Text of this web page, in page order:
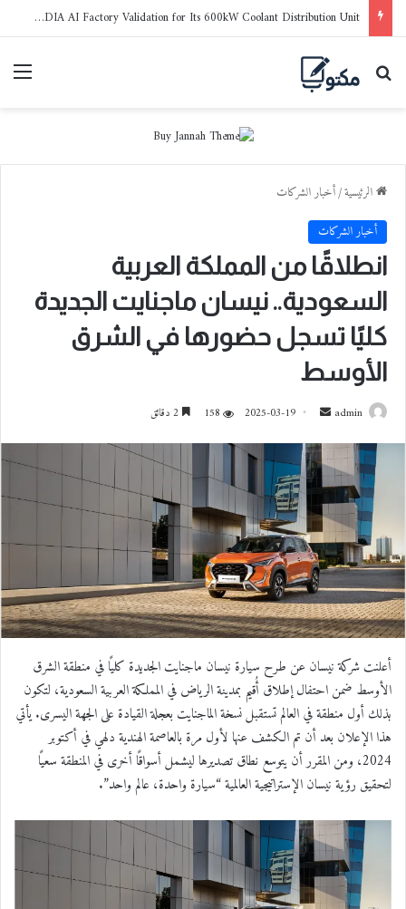
LG Electronics Earns NVIDIA AI Factory Validation for Its 600kW Coolant Distribution Unit
بحث عن
الرئيسية/أخبار الشركات
أخبار الشركات
انطلاقًا من المملكة العربية
السعودية.. نيسان ماجنايت الجديدة
كليًا تسجل حضورها في الشرق
الأوسط
admin
س
ل
ر
ي
د
ا
إ
ل
ت
ر
و
ي
ا
2025-03-19
158
أعلنت شركة نيسان عن طرح سيارة نيسان ماجنايت الجديدة كليًا في منطقة الشرق
الأوسط ضمن احتفال إطلاق أُقيم بمدينة الرياض في المملكة العربية السعودية، لتكون
بذلك أول منطقة في العالم تستقبل نسخة الماجنايت بعجلة القيادة على الجهة اليسرى. يأتي
هذا الإعلان بعد أن تم الكشف عنها لأول مرة بالعاصمة الهندية دلهي في أكتوبر
2024، ومن المقرر أن يتوسع نطاق تصديرها ليشمل أسواقًا أخرى في المنطقة سعيًا
لتحقيق رؤية نيسان الإستراتيجية العالمية “سيارة واحدة، عالم واحد”.